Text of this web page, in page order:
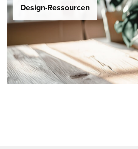
Design-Ressourcen